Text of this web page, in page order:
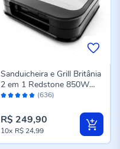
Avaliação: (636)
Sanduicheira e Grill Britânia
2 em 1 Redstone 850W
BGR35A
R$ 249,90
10x R$ 24,99